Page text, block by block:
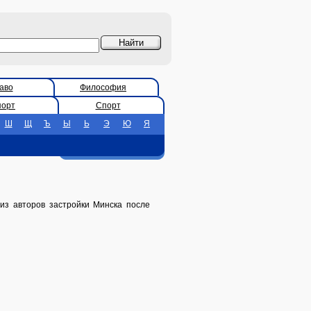
Философия
Спорт
Ш Щ Ъ Ы Ь Э Ю Я
авторов застройки Минска после